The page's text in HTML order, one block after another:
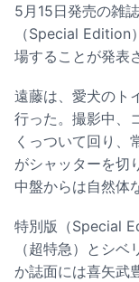
5月15日発売の雑
（Special Edition
場することが発表
遠藤は、愛犬のト
行った。撮影中、
くっついて回り、
がシャッターを切
中盤からは自然体
特別版（Special
（超特急）とシ
か誌面には喜矢武